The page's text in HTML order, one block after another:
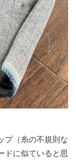
プ（糸の不規則な
ドに似ていると思